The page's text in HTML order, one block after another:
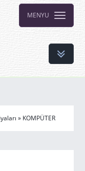
MENYU
» KOMPÜTER